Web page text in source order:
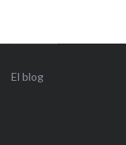
El blog